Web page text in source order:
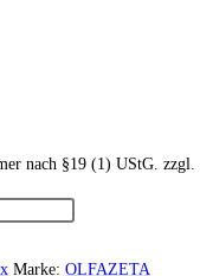
nach §19 (1) UStG. zzgl.
Marke: OLFAZETA